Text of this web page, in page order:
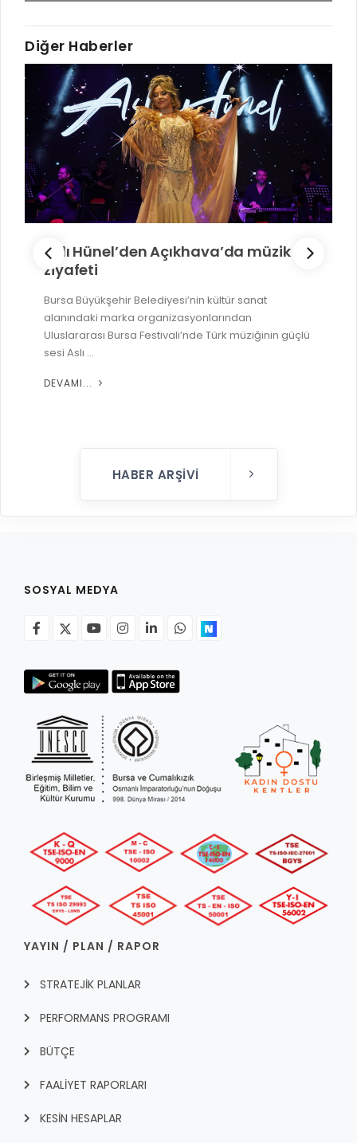
Diğer Haberler
Aslı Hünel’den Açıkhava’da müzik
ziyafeti
Bursa Büyükşehir Belediyesi’nin kültür sanat
alanındaki marka organizasyonlarından
Uluslararası Bursa Festivali’nde Türk müziğinin güçlü
sesi Aslı ...
DEVAMI...
HABER ARŞIVI
SOSYAL MEDYA
YAYIN / PLAN / RAPOR
STRATEJİK PLANLAR
PERFORMANS PROGRAMI
BÜTÇE
FAALİYET RAPORLARI
KESİN HESAPLAR